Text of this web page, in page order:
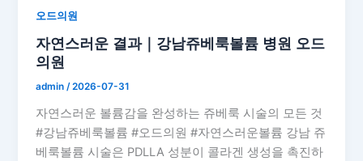
오드의원
자연스러운 결과｜강남쥬베룩볼륨 병원 오드
의원
admin/2026-07-31
자연스러운 볼륨감을 완성하는 쥬베룩 시술의 모든 것
#강남쥬베룩볼륨 #오드의원 #자연스러운볼륨 강남 쥬
베룩볼륨 시술은 PDLLA 성분이 콜라겐 생성을 촉진하